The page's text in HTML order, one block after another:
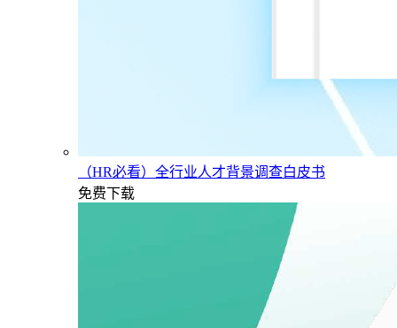
（HR必看）全行业人才背景调查白皮书
免费下载